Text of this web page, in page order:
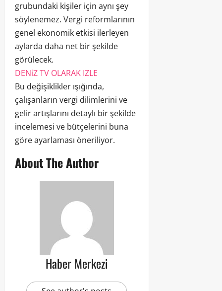
grubundaki kişiler için aynı şey
söylenemez. Vergi reformlarının
genel ekonomik etkisi ilerleyen
aylarda daha net bir şekilde
görülecek.
DENiZ TV OLARAK IZLE
Bu değişiklikler ışığında,
çalışanların vergi dilimlerini ve
gelir artışlarını detaylı bir şekilde
incelemesi ve bütçelerini buna
göre ayarlaması öneriliyor.
About The Author
Haber Merkezi